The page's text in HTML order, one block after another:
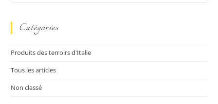
Catégories
Produits des terroirs d'Italie
Tous les articles
Non classé